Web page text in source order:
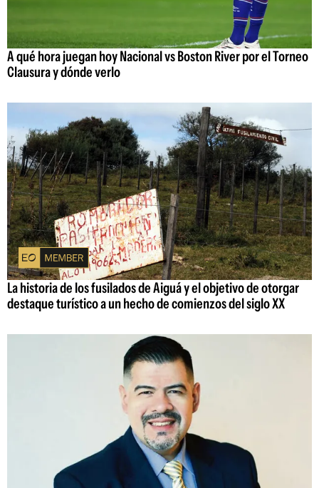
A qué hora juegan hoy Nacional vs Boston River por el Torneo
Clausura y dónde verlo
La historia de los fusilados de Aiguá y el objetivo de otorgar
destaque turístico a un hecho de comienzos del siglo XX